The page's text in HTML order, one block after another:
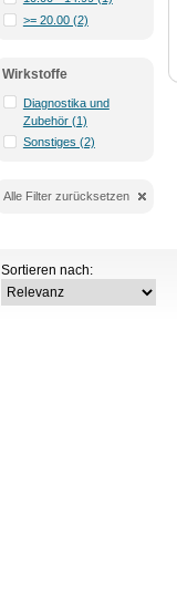
>= 20.00 (2)
Wirkstoffe
Diagnostika und
Zubehör (1)
Sonstiges (2)
Alle Filter zurücksetzen
Sortieren nach: